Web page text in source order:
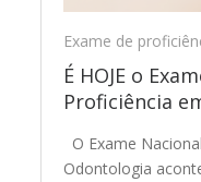
Exame de
É HOJE o
Proficiência
O Exame
Odontologia